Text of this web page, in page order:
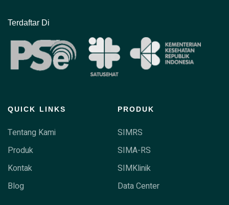
Terdaftar Di
QUICK LINKS
Tentang Kami
Produk
Kontak
Blog
PRODUK
SIMRS
SIMA-RS
SIMKlinik
Data Center